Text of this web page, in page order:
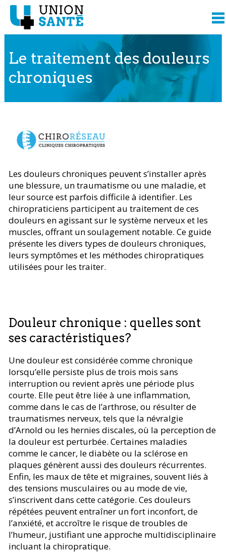
Le traitement des douleurs
chroniques
Les douleurs chroniques peuvent s’installer après
une blessure, un traumatisme ou une maladie, et
leur source est parfois difficile à identifier. Les
chiropraticiens participent au traitement de ces
douleurs en agissant sur le système nerveux et les
muscles, offrant un soulagement notable. Ce guide
présente les divers types de douleurs chroniques,
leurs symptômes et les méthodes chiropratiques
utilisées pour les traiter.
Douleur chronique : quelles sont
ses caractéristiques?
Une douleur est considérée comme chronique
lorsqu’elle persiste plus de trois mois sans
interruption ou revient après une période plus
courte. Elle peut être liée à une inflammation,
comme dans le cas de l’arthrose, ou résulter de
traumatismes nerveux, tels que la névralgie
d’Arnold ou les hernies discales, où la perception de
la douleur est perturbée. Certaines maladies
comme le cancer, le diabète ou la sclérose en
plaques génèrent aussi des douleurs récurrentes.
Enfin, les maux de tête et migraines, souvent liés à
des tensions musculaires ou au mode de vie,
s’inscrivent dans cette catégorie. Ces douleurs
répétées peuvent entraîner un fort inconfort, de
l’anxiété, et accroître le risque de troubles de
l’humeur, justifiant une approche multidisciplinaire
incluant la chiropratique.